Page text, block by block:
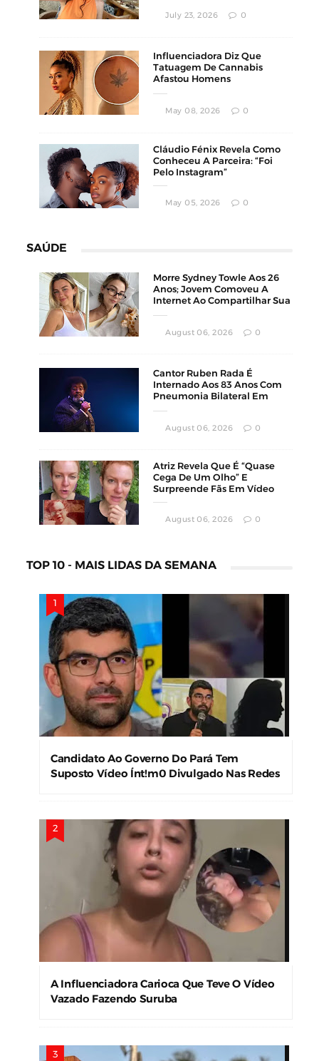
July 23, 2026 0
Influenciadora Diz Que
Tatuagem De Cannabis
Afastou Homens
May 08, 2026 0
Cláudio Fénix Revela Como
Conheceu A Parceira: “Foi
Pelo Instagram”
May 05, 2026 0
SAÚDE
Morre Sydney Towle Aos 26
Anos; Jovem Comoveu A
Internet Ao Compartilhar Sua
August 06, 2026 0
Cantor Ruben Rada É
Internado Aos 83 Anos Com
Pneumonia Bilateral Em
August 06, 2026 0
Atriz Revela Que É “Quase
Cega De Um Olho” E
Surpreende Fãs Em Vídeo
August 06, 2026 0
TOP 10 - MAIS LIDAS DA SEMANA
Candidato Ao Governo Do Pará Tem
Suposto Vídeo Ínt!m0 Divulgado Nas Redes
A Influenciadora Carioca Que Teve O Vídeo
Vazado Fazendo Suruba